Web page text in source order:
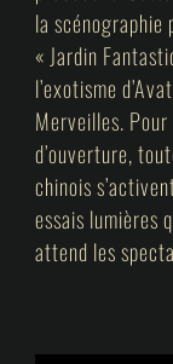
la scénographie
« Jardin
l’exotisme
Merveilles.
d’ouverture,
chinois
essais lumières
attend les